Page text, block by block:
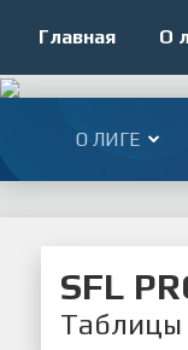
Главная О
О ЛИГЕ
SFL
Таблицы